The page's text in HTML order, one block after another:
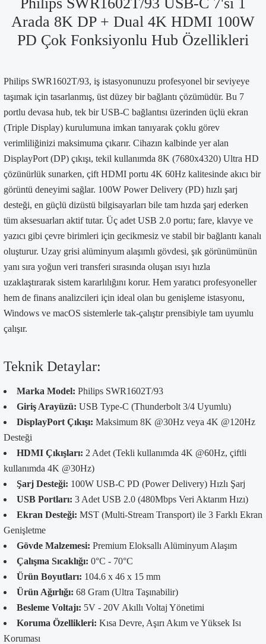
Arada 8K DP + Dual 4K HDMI 100W
PD Çok Fonksiyonlu Hub Özellikleri
Philips SWR1602T/93, iş istasyonunuzu profesyonel bir seviyeye
taşımak için tasarlanmış, üst düzey bir bağlantı çözümüdür. Bu 7
portlu devasa hub, tek bir USB-C bağlantısı üzerinden üçlü ekran
(Triple Display) kurulumuna imkan tanıyarak çoklu görev
verimliliğinizi maksimuma çıkarır. Cihazın kalbinde yer alan
DisplayPort (DP) çıkışı, tekil kullanımda 8K (7680x4320) Ultra HD
çözünürlük sunarken, çift HDMI portu 4K 60Hz kalitesinde akıcı bir
görüntü deneyimi sağlar. 100W Power Delivery (PD) hızlı şarj
desteği, en güçlü dizüstü bilgisayarları bile tam hızda şarj ederken
tüm aksesuarları aktif tutar. Üç adet USB 2.0 portu; fare, klavye ve
yazıcı gibi çevre birimleri için gecikmesiz ve stabil bir bağlantı kanalı
oluşturur. Uzay grisi alüminyum alaşımlı gövdesi, şık görünümünün
yanı sıra yoğun veri transferi sırasında oluşan ısıyı hızla
uzaklaştırarak sistem kararlılığını korur. Hem yaratıcı profesyoneller
hem de finans analizcileri için ideal olan bu genişleme istasyonu,
Windows ve macOS sistemlerle tak-çalıştır prensibiyle tam uyumlu
çalışır.
Teknik Detaylar:
Marka Model: Philips SWR1602T/93
Giriş Arayüzü: USB Type-C (Thunderbolt 3/4 Uyumlu)
DisplayPort Çıkışı: Maksimum 8K @30Hz veya 4K @120Hz
Desteği
HDMI Çıkışları: 2 Adet (Tekli kullanımda 4K @60Hz, çiftli
kullanımda 4K @30Hz)
Şarj Desteği: 100W USB-C PD (Power Delivery) Hızlı Şarj
USB Portları: 3 Adet USB 2.0 (480Mbps Veri Aktarım Hızı)
Ekran Desteği: MST (Multi-Stream Transport) ile 3 Farklı Ekran
Genişletme
Gövde Malzemesi: Premium Eloksallı Alüminyum Alaşım
Çalışma Sıcaklığı: 0°C - 70°C
Ürün Boyutları: 104.6 x 46 x 15 mm
Ürün Ağırlığı: 68 Gram (Ultra Taşınabilir)
Besleme Voltajı: 5V - 20V Akıllı Voltaj Yönetimi
Koruma Özellikleri: Kısa Devre, Aşırı Akım ve Yüksek Isı
Koruması